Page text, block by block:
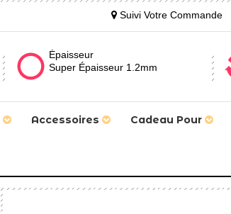
Suivi Votre Commande
Épaisseur
Super Épaisseur 1.2mm
Accessoires Cadeau Pour